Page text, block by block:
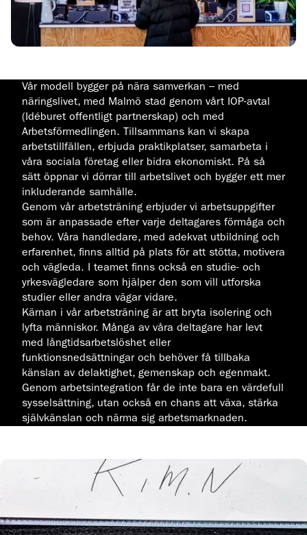
Vår modell bygger på nära samverkan – med
näringslivet, med Malmö stad genom vårt IOP-avtal
(Idéburet offentligt partnerskap) och med
Arbetsförmedlingen. Tillsammans kan vi skapa
arbetstillfällen, erbjuda praktikplatser, samarbeta i
våra sociala företag eller bidra ekonomiskt. På så
sätt öppnar vi dörrar till arbetslivet och bygger ett mer
inkluderande samhälle.
Genom vår arbetsträning erbjuder vi arbetsuppgifter
som är anpassade efter varje deltagares förmåga och
behov. Våra handledare, med adekvat utbildning och
erfarenhet, finns alltid på plats för att stötta, motivera
och vägleda. I teamet finns också en studie- och
yrkesvägledare som hjälper den som vill utforska
studier eller andra vägar vidare.
Kärnan i vår arbetsträning är att bryta isolering och
lyfta människor. Många av våra deltagare har levt
med långtidsarbetslöshet eller
funktionsnedsättningar och behöver få tillbaka
känslan av delaktighet, gemenskap och egenmakt.
Genom arbetsintegration får de inte bara en värdefull
sysselsättning, utan också en chans att växa, stärka
självkänslan och närma sig arbetsmarknaden.